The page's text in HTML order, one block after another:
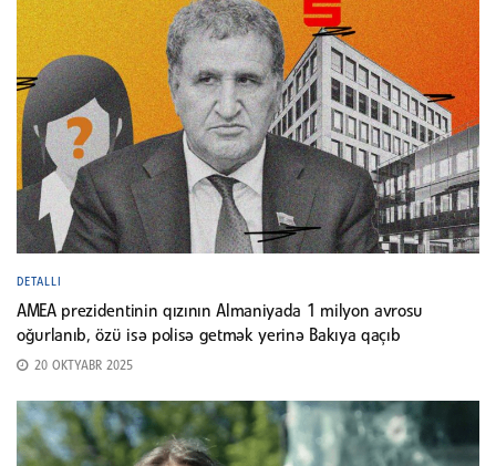
DETALLI
AMEA prezidentinin qızının Almaniyada 1 milyon avrosu
oğurlanıb, özü isə polisə getmək yerinə Bakıya qaçıb
20 OKTYABR 2025